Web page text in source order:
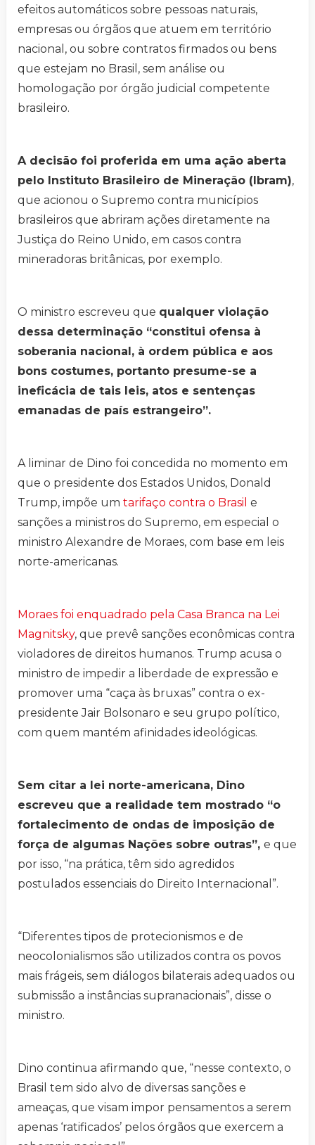
efeitos automáticos sobre pessoas naturais,
empresas ou órgãos que atuem em território
nacional, ou sobre contratos firmados ou bens
que estejam no Brasil, sem análise ou
homologação por órgão judicial competente
brasileiro.
A decisão foi proferida em uma ação aberta
pelo Instituto Brasileiro de Mineração (Ibram),
que acionou o Supremo contra municípios
brasileiros que abriram ações diretamente na
Justiça do Reino Unido, em casos contra
mineradoras britânicas, por exemplo.
O ministro escreveu que qualquer violação
dessa determinação “constitui ofensa à
soberania nacional, à ordem pública e aos
bons costumes, portanto presume-se a
ineficácia de tais leis, atos e sentenças
emanadas de país estrangeiro”.
A liminar de Dino foi concedida no momento em
que o presidente dos Estados Unidos, Donald
Trump, impõe um tarifaço contra o Brasil e
sanções a ministros do Supremo, em especial o
ministro Alexandre de Moraes, com base em leis
norte-americanas.
Moraes foi enquadrado pela Casa Branca na Lei
Magnitsky, que prevê sanções econômicas contra
violadores de direitos humanos. Trump acusa o
ministro de impedir a liberdade de expressão e
promover uma “caça às bruxas” contra o ex-
presidente Jair Bolsonaro e seu grupo político,
com quem mantém afinidades ideológicas.
Sem citar a lei norte-americana, Dino
escreveu que a realidade tem mostrado “o
fortalecimento de ondas de imposição de
força de algumas Nações sobre outras”, e que
por isso, “na prática, têm sido agredidos
postulados essenciais do Direito Internacional”.
“Diferentes tipos de protecionismos e de
neocolonialismos são utilizados contra os povos
mais frágeis, sem diálogos bilaterais adequados ou
submissão a instâncias supranacionais”, disse o
ministro.
Dino continua afirmando que, “nesse contexto, o
Brasil tem sido alvo de diversas sanções e
ameaças, que visam impor pensamentos a serem
apenas ‘ratificados’ pelos órgãos que exercem a